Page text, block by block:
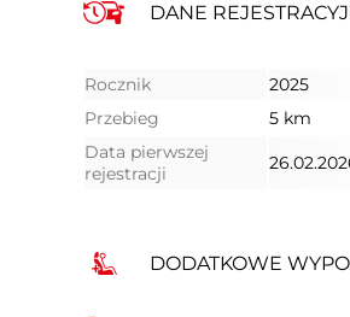
DANE
Rocznik
2025
Przebieg
5 km
Data pierwszej
rejestracji
DODATKOWE